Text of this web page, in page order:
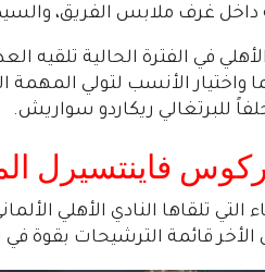
غرف ملابس الفريق،
في الفترة الحالية تلقيه
واختيار الأنسب لتولي المهمة
للبرتغالي ريكاردو سواريش.
فاينتسيرل
التي تلقاها النادي الأهلي
قائمة الترشيحات بقوة في